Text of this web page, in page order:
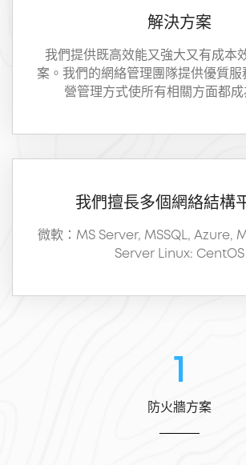
解決方案
我們提供既高效能又強大又有成本
案。我們的網絡管理團隊提供優質服
營管理方式使所有相關方面都成
我們擅長多個網絡結構
微軟：MS Server, MSSQL, Azure,
Server Linux: CentOS
1
防火牆方案